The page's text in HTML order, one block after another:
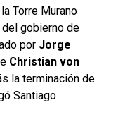
Torre Murano
gobierno de
por Jorge
Christian von
la terminación de
Santiago